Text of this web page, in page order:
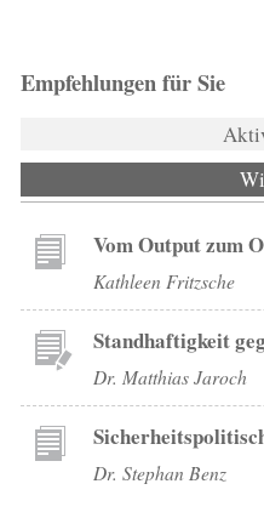
Empfehlungen für Sie
Vom Output zum
Kathleen Fritzsche
Standhaftigkeit
Dr. Matthias Jaroch
Dr. Stephan Benz